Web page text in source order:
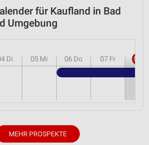
für Kaufland in Bad
Umgebung
Di 05 Mi 06 Do 07 Fr 08
MEHR PROSPEKTE